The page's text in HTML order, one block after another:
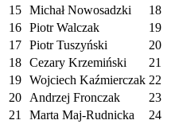
15 Michał Nowosadzki 18
16 Piotr Walczak 19
17 Piotr Tuszyński 20
18 Cezary Krzemiński 21
19 Wojciech Kaźmierczak 22
20
Andrzej Fronczak 23
21
Marta Maj-Rudnicka 24